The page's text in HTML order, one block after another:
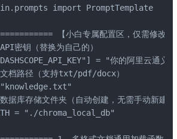
import PromptTemplate
【小白专属配置区，仅需修改
密钥（替换为自己的）
= "你的阿里云通义
档路径（支持txt/pdf/docx）
"knowledge.txt"
库存储文件夹（自动创建，无需手动新建）
= "./chroma_local_db"